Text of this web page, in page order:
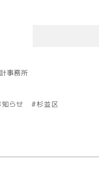
事務所
知らせ 杉並区